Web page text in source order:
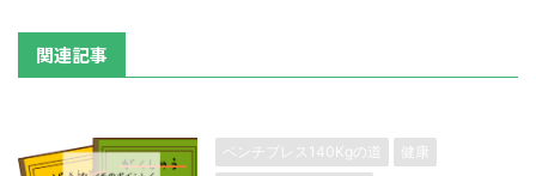
関連記事
ベンチプレス140Kgの道
健康